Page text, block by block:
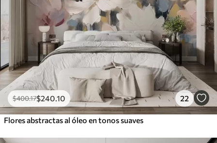
$400.17$240 .10 22
Flores abstractas al óleo en tonos suaves